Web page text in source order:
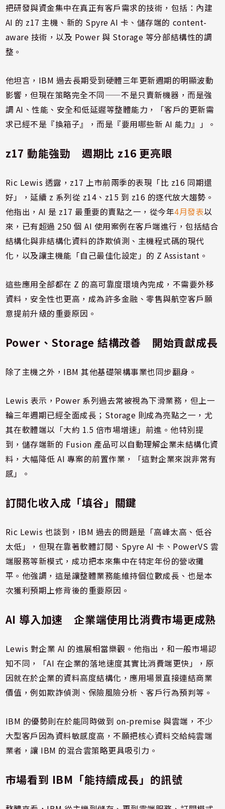
把研發與資金集中在真正有客戶需求的技術，包括：內建
AI 的 z17 主機、新的 Spyre AI 卡、儲存端的 content-
aware 技術，以及 Power 與 Storage 等分部結構性的調
整。
他坦言，IBM 過去長期受到硬體三年更新週期的明顯波動
影響，但現在策略完全不同——不是只賣新機器，而是強
調 AI、性能、安全和低延遲等整體能力，「客戶的更新需
求已經不是『換箱子』，而是『要用哪些新 AI 能力』」。
z17 動能強勁 週期比 z16 更亮眼
Ric Lewis 透露，z17 上市前兩季的表現「比 z16 同期還
好」，延續 z 系列從 z14、z15 到 z16 的逐代放大趨勢。
他指出，AI 是 z17 最重要的賣點之一，從今年4月發表以
來，已有超過 250 個 AI 使用案例在客戶端進行，包括結合
結構化與非結構化資料的詐欺偵測、主機程式碼的現代
化，以及讓主機能「自己最佳化設定」的 Z Assistant。
這些應用全部都在 Z 的高可靠度環境內完成，不需要外移
資料，安全性也更高，成為許多金融、零售與航空客戶願
意提前升級的重要原因。
Power、Storage 結構改善 開始貢獻成長
除了主機之外，IBM 其他基礎架構事業也同步翻身。
Lewis 表示，Power 系列過去常被視為下滑業務，但上一
輪三年週期已經全面成長；Storage 則成為亮點之一，尤
其在軟體端以「大約 1.5 倍市場增速」前進。他特別提
到，儲存端新的 Fusion 產品可以自動理解企業未結構化資
料，大幅降低 AI 專案的前置作業，「這對企業來說非常有
感」。
訂閱化收入成「填谷」關鍵
Ric Lewis 也談到，IBM 過去的問題是「高峰太高、低谷
太低」，但現在靠著軟體訂閱、Spyre AI 卡、PowerVS 雲
端服務等新模式，成功把本來集中在特定年份的營收攤
平。他強調，這是讓整體業務能維持個位數成長、也是本
次獲利預期上修背後的重要原因。
AI 導入加速 企業端使用比消費市場更成熟
Lewis 對企業 AI 的進展相當樂觀。他指出，和一般市場認
知不同，「AI 在企業的落地速度其實比消費端更快」，原
因就在於企業的資料高度結構化，應用場景直接連結商業
價值，例如欺詐偵測、保險風險分析、客戶行為預判等。
IBM 的優勢則在於能同時做到 on-premise 與雲端，不少
大型客戶因為資料敏感度高，不願把核心資料交給純雲端
業者，讓 IBM 的混合雲策略更具吸引力。
市場看到 IBM「能持續成長」的訊號